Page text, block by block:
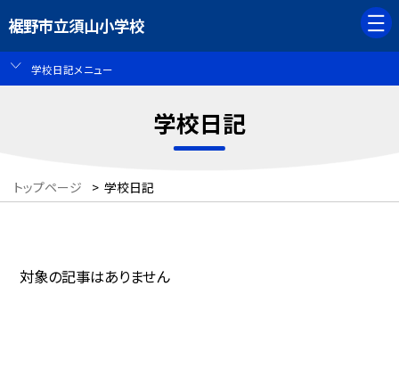
裾野市立須山小学校
学校日記メニュー
学校日記
トップページ > 学校日記
対象の記事はありません